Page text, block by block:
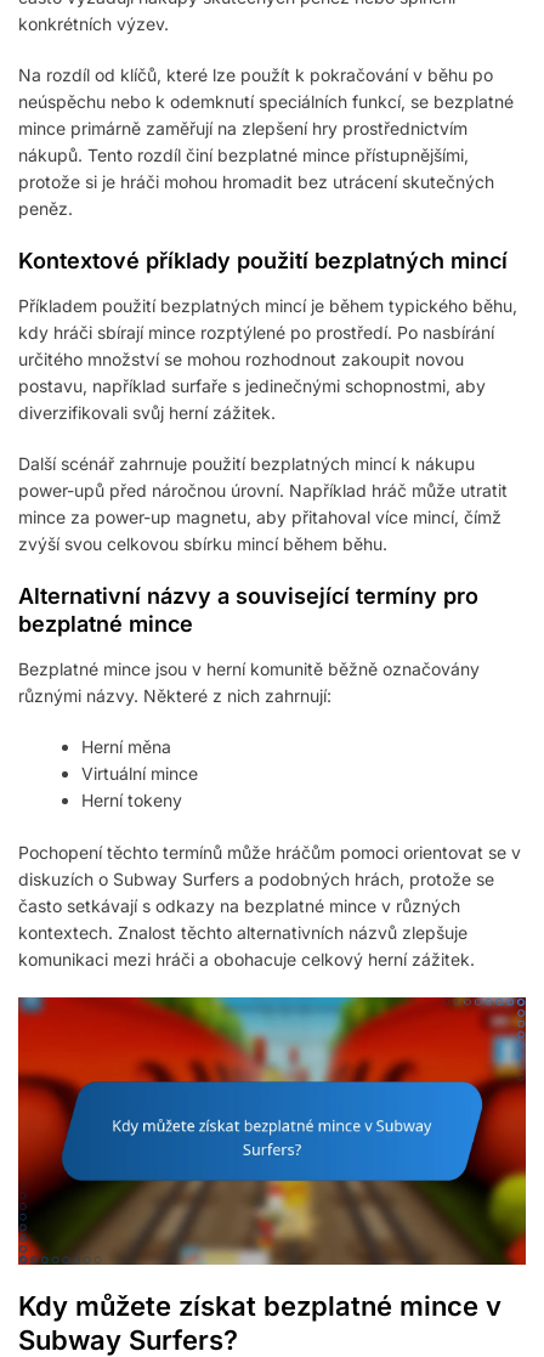
konkrétních výzev.
Na rozdíl od klíčů, které lze použít k pokračování v běhu po
neúspěchu nebo k odemknutí speciálních funkcí, se bezplatné
mince primárně zaměřují na zlepšení hry prostřednictvím
nákupů. Tento rozdíl činí bezplatné mince přístupnějšími,
protože si je hráči mohou hromadit bez utrácení skutečných
peněz.
Kontextové příklady použití bezplatných mincí
Příkladem použití bezplatných mincí je během typického běhu,
kdy hráči sbírají mince rozptýlené po prostředí. Po nasbírání
určitého množství se mohou rozhodnout zakoupit novou
postavu, například surfaře s jedinečnými schopnostmi, aby
diverzifikovali svůj herní zážitek.
Další scénář zahrnuje použití bezplatných mincí k nákupu
power-upů před náročnou úrovní. Například hráč může utratit
mince za power-up magnetu, aby přitahoval více mincí, čímž
zvýší svou celkovou sbírku mincí během běhu.
Alternativní názvy a související termíny pro
bezplatné mince
Bezplatné mince jsou v herní komunitě běžně označovány
různými názvy. Některé z nich zahrnují:
Herní měna
Virtuální mince
Herní tokeny
Pochopení těchto termínů může hráčům pomoci orientovat se v
diskuzích o Subway Surfers a podobných hrách, protože se
často setkávají s odkazy na bezplatné mince v různých
kontextech. Znalost těchto alternativních názvů zlepšuje
komunikaci mezi hráči a obohacuje celkový herní zážitek.
Kdy můžete získat bezplatné mince v
Subway Surfers?